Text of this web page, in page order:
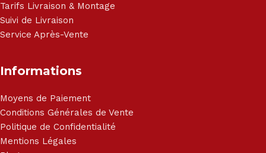
Tarifs Livraison & Montage
Suivi de Livraison
Service Après-Vente
Informations
Moyens de Paiement
Conditions Générales de Vente
Politique de Confidentialité
Mentions Légales